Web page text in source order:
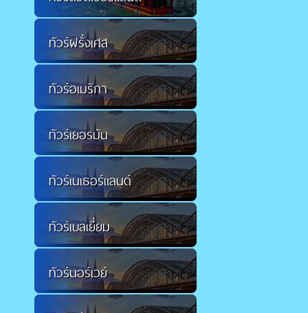
ทัวร์ฝรั่งเศส
ทัวร์อเมริกา
ทัวร์เยอรมัน
ทัวร์เนเธอร์แลนด์
ทัวร์เบลเยี่ยม
ทัวร์นอร์เวย์